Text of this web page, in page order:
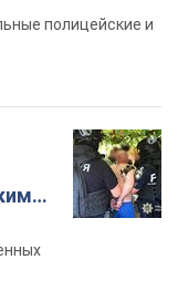
полицейские и